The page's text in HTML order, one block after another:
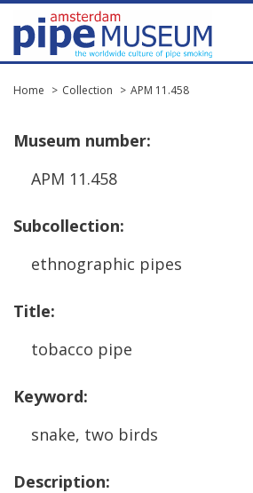
Home Collection APM 11.458
Museum number:
APM 11.458
Subcollection:
ethnographic pipes
Title:
tobacco pipe
Keyword:
snake, two birds
Description: